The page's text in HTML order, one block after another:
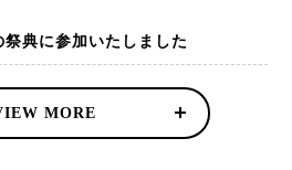
典に参加いたしました
MORE